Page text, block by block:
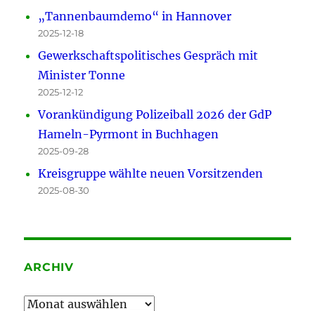
„Tannenbaumdemo“ in Hannover
2025-12-18
Gewerkschaftspolitisches Gespräch mit
Minister Tonne
2025-12-12
Vorankündigung Polizeiball 2026 der GdP
Hameln-Pyrmont in Buchhagen
2025-09-28
Kreisgruppe wählte neuen Vorsitzenden
2025-08-30
ARCHIV
Archiv